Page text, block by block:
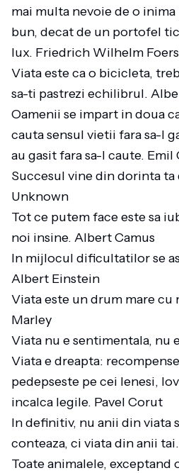
mai multa nevoie de o
bun, decat de un portofel
lux. Friedrich Wilhelm
Viata este ca o bicicleta,
sa-ti pastrezi echilibrul.
Oamenii se impart in doua
cauta sensul vietii fara sa-l
au gasit fara sa-l caute. Emil
Succesul vine din dorinta ta
Unknown
Tot ce putem face este sa
noi insine. Albert Camus
In mijlocul dificultatilor se
Albert Einstein
Viata este un drum mare cu
Marley
Viata nu e sentimentala, nu
Viata e dreapta:
pedepseste pe cei lenesi,
incalca legile. Pavel Corut
In definitiv, nu anii din viata
conteaza, ci viata din anii
Toate animalele,